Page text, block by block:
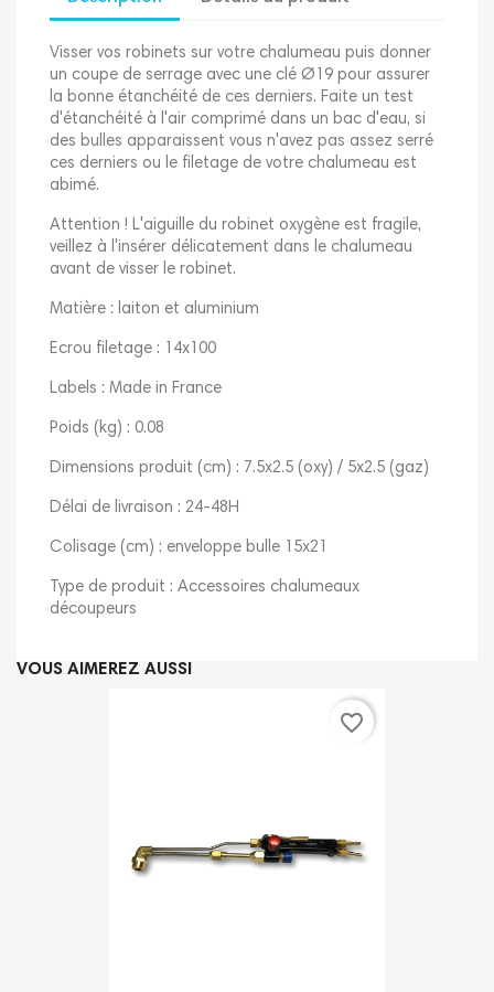
Visser vos robinets sur votre chalumeau puis donner
un coupe de serrage avec une clé Ø19 pour assurer
la bonne étanchéité de ces derniers. Faite un test
d'étanchéité à l'air comprimé dans un bac d'eau, si
des bulles apparaissent vous n'avez pas assez serré
ces derniers ou le filetage de votre chalumeau est
abimé.
Attention ! L'aiguille du robinet oxygène est fragile,
veillez à l'insérer délicatement dans le chalumeau
avant de visser le robinet.
Matière : laiton et aluminium
Ecrou filetage : 14x100
Labels : Made in France
Poids (kg) : 0.08
Dimensions produit (cm) : 7.5x2.5 (oxy) / 5x2.5 (gaz)
Délai de livraison : 24-48H
Colisage (cm) : enveloppe bulle 15x21
Type de produit : Accessoires chalumeaux
découpeurs
VOUS AIMEREZ AUSSI
favorite_border